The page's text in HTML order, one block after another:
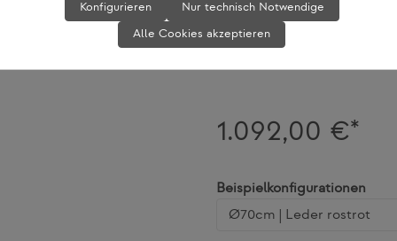
Wandspiegel
1.092,00 €*
Beispielkonfigurationen
Nur technisch Notwendige
Konfigurieren
Alle Cookies akzeptieren